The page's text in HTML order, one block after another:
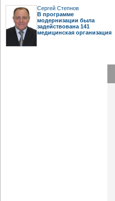
Сергей Степнов
В программе
модернизации была
задействована 141
медицинская организация